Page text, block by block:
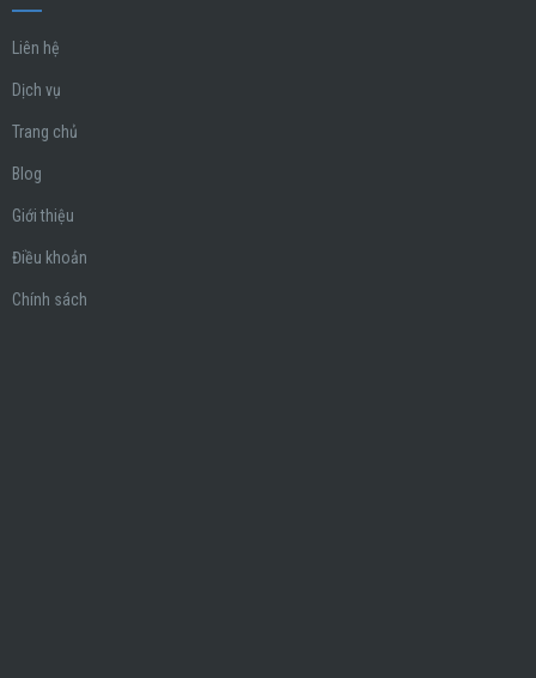
Liên hệ
Dịch vụ
Trang chủ
Blog
Giới thiệu
Điều khoản
Chính sách